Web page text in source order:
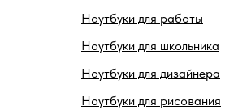
Ноутбуки для работы
Ноутбуки для школьника
Ноутбуки для дизайнера
Ноутбуки для рисования